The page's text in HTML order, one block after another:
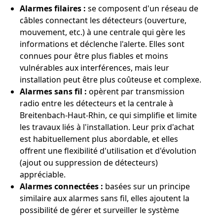
Alarmes filaires : se composent d'un réseau de
câbles connectant les détecteurs (ouverture,
mouvement, etc.) à une centrale qui gère les
informations et déclenche l'alerte. Elles sont
connues pour être plus fiables et moins
vulnérables aux interférences, mais leur
installation peut être plus coûteuse et complexe.
Alarmes sans fil : opèrent par transmission
radio entre les détecteurs et la centrale à
Breitenbach-Haut-Rhin, ce qui simplifie et limite
les travaux liés à l'installation. Leur prix d'achat
est habituellement plus abordable, et elles
offrent une flexibilité d'utilisation et d'évolution
(ajout ou suppression de détecteurs)
appréciable.
Alarmes connectées : basées sur un principe
similaire aux alarmes sans fil, elles ajoutent la
possibilité de gérer et surveiller le système